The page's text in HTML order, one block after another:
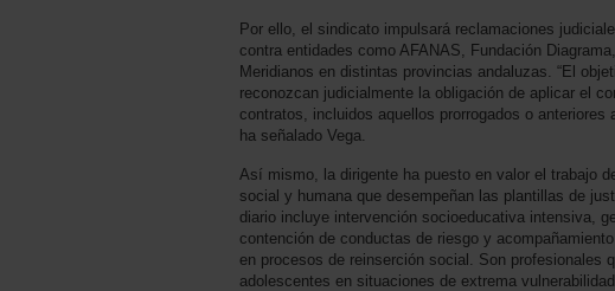
Por ello, el sindicato impulsará reclamaciones
contra entidades como AFANAS, Fundación
Meridianos en distintas provincias andaluzas. “El
reconozcan judicialmente la obligación de aplicar el
contratos, incluidos aquellos prorrogados o anteriores
ha señalado Vega.
Así mismo, la dirigente ha puesto en valor el trabajo
social y humana que desempeñan las plantillas de
diario incluye intervención socioeducativa intensiva,
contención de conductas de riesgo y
en procesos de reinserción social. Son profesionales
adolescentes en situaciones de extrema